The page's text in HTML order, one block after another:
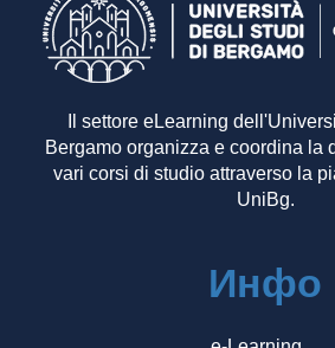
Il settore eLearning
Bergamo organizza e coordina la
vari corsi di studio attraverso la
UniBg.
Инфо